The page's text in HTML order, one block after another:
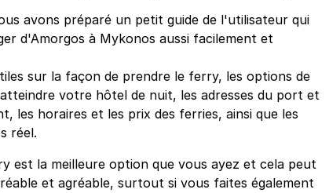
avons préparé un petit guide de l'utilisateur qui
d'Amorgos à Mykonos aussi facilement et
sur la façon de prendre le ferry, les options de
votre hôtel de nuit, les adresses du port et
les horaires et les prix des ferries, ainsi que les
réel.
est la meilleure option que vous ayez et cela peut
et agréable, surtout si vous faites également